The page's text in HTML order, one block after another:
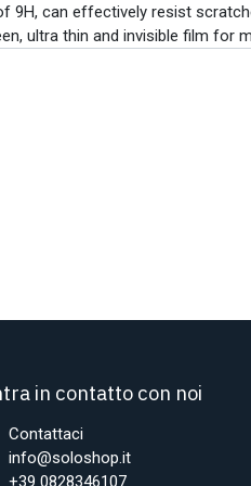
9H, can effectively resist
ultra thin and invisible film for
in contatto con noi
Contattaci
info@soloshop.it
+39 0828346107